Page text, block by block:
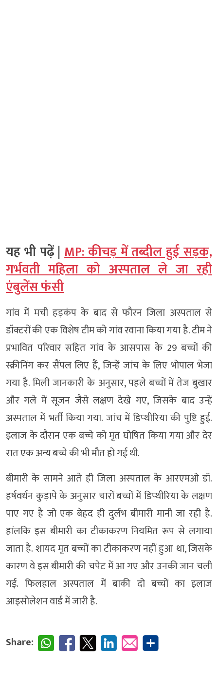
यह भी पढ़ें |MP: कीचड़ में तब्दील हुई सड़क,
गर्भवती महिला को अस्पताल ले जा रही
एंबुलेंस फंसी
गांव में मची हड़कंप के बाद से फौरन जिला अस्पताल से
डॉक्टरों की एक विशेष टीम को गांव रवाना किया गया है. टीम ने
प्रभावित परिवार सहित गांव के आसपास के 29 बच्चों की
स्क्रीनिंग कर सैंपल लिए हैं, जिन्हें जांच के लिए भोपाल भेजा
गया है. मिली जानकारी के अनुसार, पहले बच्चों में तेज बुखार
और गले में सूजन जैसे लक्षण देखे गए, जिसके बाद उन्हें
अस्पताल में भर्ती किया गया. जांच में डिप्थीरिया की पुष्टि हुई.
इलाज के दौरान एक बच्चे को मृत घोषित किया गया और देर
रात एक अन्य बच्चे की भी मौत हो गई थी.
बीमारी के सामने आते ही जिला अस्पताल के आरएमओ डॉ.
हर्षवर्धन कुड़ापे के अनुसार चारों बच्चों में डिप्थीरिया के लक्षण
पाए गए है जो एक बेहद ही दुर्लभ बीमारी मानी जा रही है.
हांलकि इस बीमारी का टीकाकरण नियमित रूप से लगाया
जाता है. शायद मृत बच्चों का टीकाकरण नहीं हुआ था, जिसके
कारण वे इस बीमारी की चपेट में आ गए और उनकी जान चली
गई. फिलहाल अस्पताल में बाकी दो बच्चों का इलाज
आइसोलेशन वार्ड में जारी है.
Share: